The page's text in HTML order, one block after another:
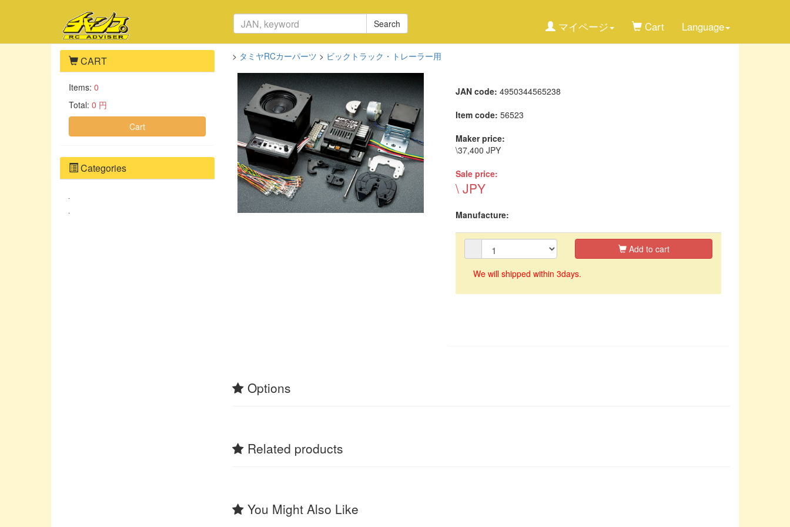
Search マイページ Cart Language
> タミヤRCカーパーツ > ビックトラック・トレーラー用
JAN code:4950344565238
Item code:56523
Maker price:
\37,400 JPY
Sale price:
\ JPY
Manufacture:
Add to cart
We will shipped within 3days.
Options
Related products
You Might Also Like
CART
Items: 0
Total: 0 円
Cart
Categories